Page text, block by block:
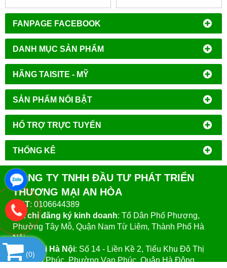
FANPAGE FACEBOOK
DANH MỤC SẢN PHẨM
HÃNG TAISITE - MỸ
SẢN PHẨM NỔI BẬT
HỔ TRỢ TRỰC TUYẾN
THỐNG KÊ
CÔNG TY TNHH ĐẦU TƯ PHÁT TRIỂN
THƯƠNG MẠI AN HÒA
MST: 0106644389
Địa chỉ đăng ký kinh doanh: Tổ Dân Phố Phượng,
Phường Tây Mỗ, Quận Nam Từ Liêm, Thành Phố Hà
Nội.
VPGD tại Hà Nội: Số 14 - Liền Kề 2, Tiểu Khu Đô Thị
Mới Vạn Phúc, Phường Vạn Phúc, Quận Hà Đông,
(0)